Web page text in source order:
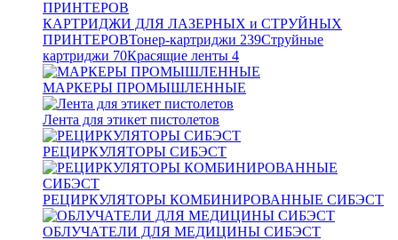
КАРТРИДЖИ ДЛЯ ЛАЗЕРНЫХ и СТРУЙНЫХ
ПРИНТЕРОВТонер-картриджи 239Струйные
картриджи 70Красящие ленты 4
МАРКЕРЫ ПРОМЫШЛЕННЫЕ
Лента для этикет пистолетов
РЕЦИРКУЛЯТОРЫ СИБЭСТ
РЕЦИРКУЛЯТОРЫ КОМБИНИРОВАННЫЕ СИБЭСТ
ОБЛУЧАТЕЛИ ДЛЯ МЕДИЦИНЫ СИБЭСТ